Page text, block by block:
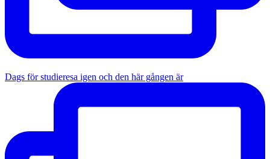
Dags för studieresa igen och den här gången är